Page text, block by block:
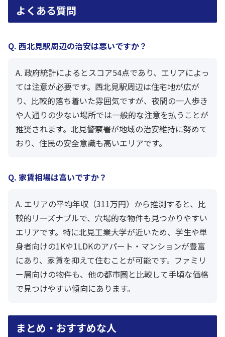
よくある質問
Q. 西北見駅周辺の治安は悪いですか？
A. 政府統計によるとスコア54点であり、エリアによっ
ては注意が必要です。西北見駅周辺は住宅地が広が
り、比較的落ち着いた雰囲気ですが、夜間の一人歩き
や人通りの少ない場所では一般的な注意を払うことが
推奨されます。北見警察署が地域の治安維持に努めて
おり、住民の安全意識も高いエリアです。
Q. 家賃相場は高いですか？
A. エリアの平均年収（311万円）から推測すると、比
較的リーズナブルで、穴場的な物件も見つかりやすい
エリアです。特に北見工業大学が近いため、学生や単
身者向けの1Kや1LDKのアパート・マンションが豊富
にあり、家賃を抑えて住むことが可能です。ファミリ
ー層向けの物件も、他の都市圏と比較して手頃な価格
で見つけやすい傾向にあります。
まとめ・おすすめな人